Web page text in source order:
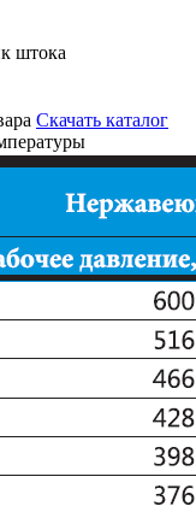
штока
Скачать каталог